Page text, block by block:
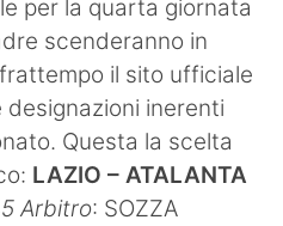
per la quarta giornata
scenderanno in
il sito ufficiale
designazioni inerenti
Questa la scelta
LAZIO – ATALANTA
Arbitro: SOZZA